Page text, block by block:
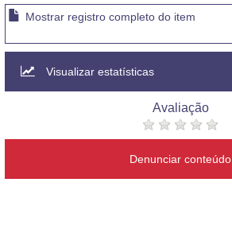
Mostrar registro completo do item
Visualizar estatísticas
Avaliação
Denunciar conteúdo